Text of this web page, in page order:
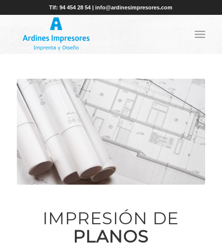
Tlf: 94 454 28 54 | info@ardinesimpresores.com
IMPRESIÓN DE
PLANOS